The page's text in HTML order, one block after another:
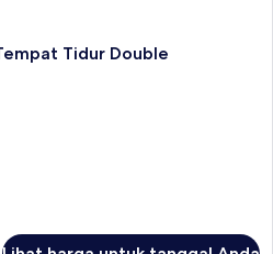
Tidur Double